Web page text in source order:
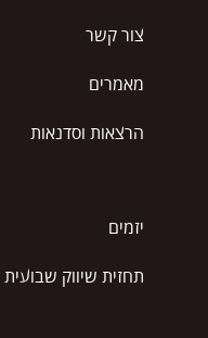
צור קשר
מאמרים
הרצאות וסדנאות
יזמים
תחזית שיווק שבועית